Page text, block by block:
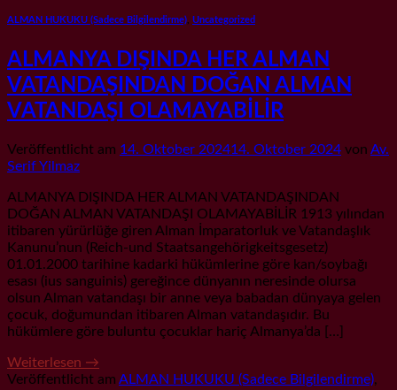
ALMAN HUKUKU (Sadece Bilgilendirme) Uncategorized
ALMANYA DIŞINDA HER ALMAN
VATANDAŞINDAN DOĞAN ALMAN
VATANDAŞI OLAMAYABİLİR
Veröffentlicht am 14. Oktober 202414. Oktober 2024 von Av.
Serif Yilmaz
ALMANYA DIŞINDA HER ALMAN VATANDAŞINDAN
DOĞAN ALMAN VATANDAŞI OLAMAYABİLİR 1913 yılından
itibaren yürürlüğe giren Alman İmparatorluk ve Vatandaşlık
Kanunu’nun (Reich-und Staatsangehörigkeitsgesetz)
01.01.2000 tarihine kadarki hükümlerine göre kan/soybağı
esası (ius sanguinis) gereğince dünyanın neresinde olursa
olsun Alman vatandaşı bir anne veya babadan dünyaya gelen
çocuk, doğumundan itibaren Alman vatandaşıdır. Bu
hükümlere göre buluntu çocuklar hariç Almanya’da […]
Weiterlesen →
Veröffentlicht am ALMAN HUKUKU (Sadece Bilgilendirme),